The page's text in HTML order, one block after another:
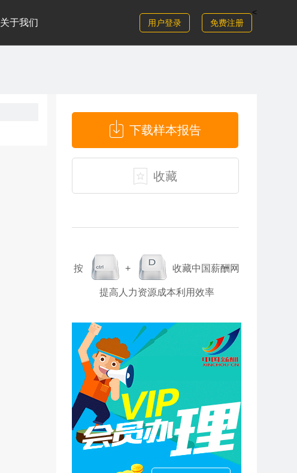
关于我们
<
用户登录
免费注册
下载样本报告
收藏
按 + 收藏中国薪酬网
提高人力资源成本利用效率